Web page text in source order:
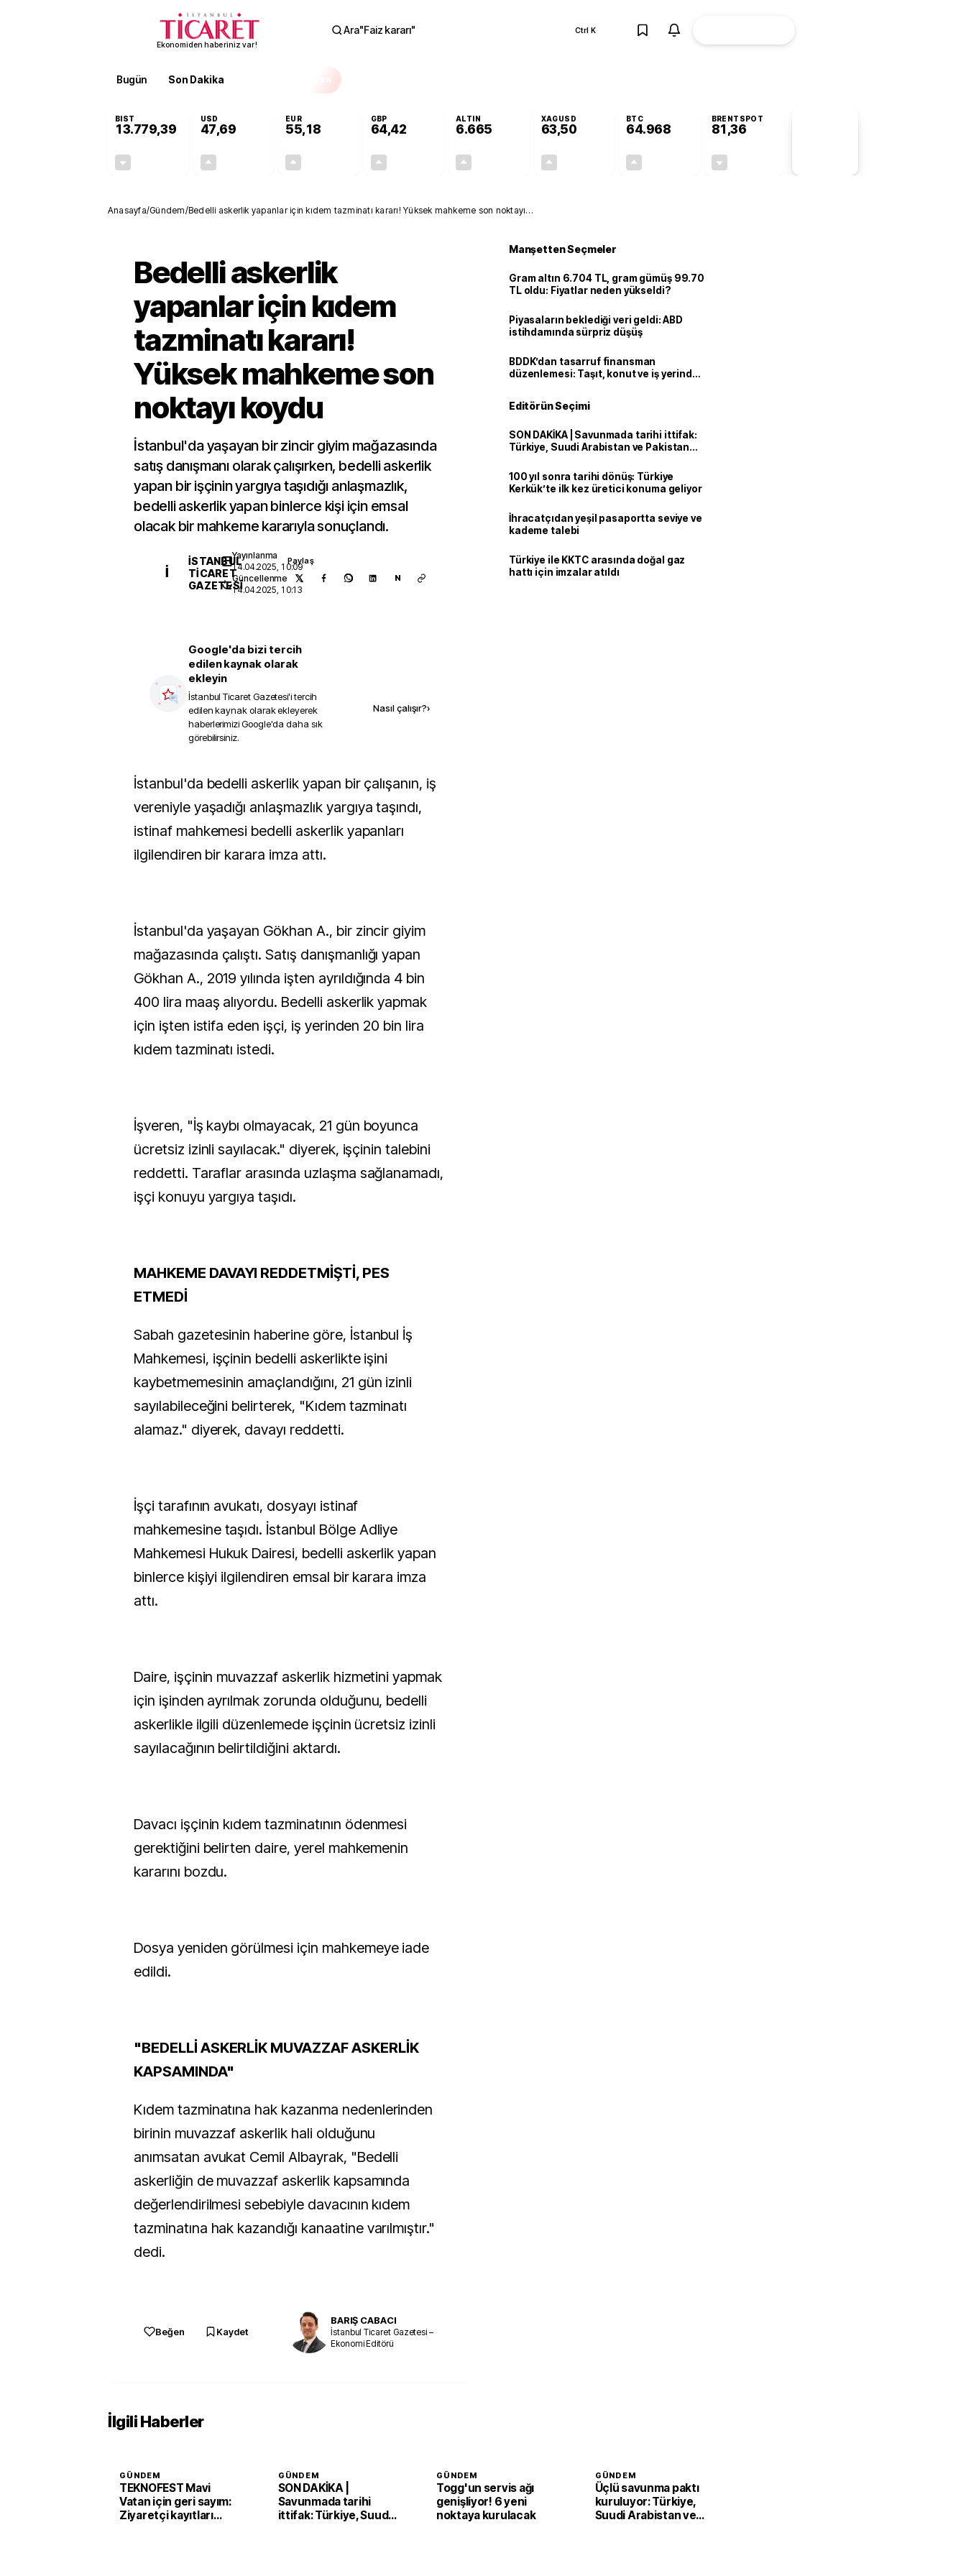
Ekonomiden haberiniz var!
Ara"Faiz kararı" Ctrl K
Bugün Son Dakika
BIST
13.779,39
USD
47,69
EUR
55,18
GBP
64,42
ALTIN
6.665
XAGUSD
63,50
BTC
64.968
BRENTSPOT
81,36
Anasayfa/Gündem/Bedelli askerlik yapanlar için kıdem tazminatı kararı! Yüksek mahkeme son noktayı
Bedelli askerlik
yapanlar için kıdem
tazminatı kararı!
Yüksek mahkeme son
noktayı koydu
İstanbul'da yaşayan bir zincir giyim mağazasında
satış danışmanı olarak çalışırken, bedelli askerlik
yapan bir işçinin yargıya taşıdığı anlaşmazlık,
bedelli askerlik yapan binlerce kişi için emsal
olacak bir mahkeme kararıyla sonuçlandı.
İ
İSTANBUL
TICARET
GAZETESI
Yayınlanma
14.04.2025, 10:09
Güncellenme
14.04.2025, 10:13
Paylaş
N
Google'da bizi tercih
edilen kaynak olarak
ekleyin
İstanbul Ticaret Gazetesi'i tercih
edilen kaynak olarak ekleyerek
haberlerimizi Google'da daha sık
görebilirsiniz.
Nasıl çalışır?›
İstanbul'da bedelli askerlik yapan bir çalışanın, iş
vereniyle yaşadığı anlaşmazlık yargıya taşındı,
istinaf mahkemesi bedelli askerlik yapanları
ilgilendiren bir karara imza attı.
İstanbul'da yaşayan Gökhan A., bir zincir giyim
mağazasında çalıştı. Satış danışmanlığı yapan
Gökhan A., 2019 yılında işten ayrıldığında 4 bin
400 lira maaş alıyordu. Bedelli askerlik yapmak
için işten istifa eden işçi, iş yerinden 20 bin lira
kıdem tazminatı istedi.
İşveren, "İş kaybı olmayacak, 21 gün boyunca
ücretsiz izinli sayılacak." diyerek, işçinin talebini
reddetti. Taraflar arasında uzlaşma sağlanamadı,
işçi konuyu yargıya taşıdı.
MAHKEME DAVAYI REDDETMİŞTİ, PES
ETMEDİ
Sabah gazetesinin haberine göre, İstanbul İş
Mahkemesi, işçinin bedelli askerlikte işini
kaybetmemesinin amaçlandığını, 21 gün izinli
sayılabileceğini belirterek, "Kıdem tazminatı
alamaz." diyerek, davayı reddetti.
İşçi tarafının avukatı, dosyayı istinaf
mahkemesine taşıdı. İstanbul Bölge Adliye
Mahkemesi Hukuk Dairesi, bedelli askerlik yapan
binlerce kişiyi ilgilendiren emsal bir karara imza
attı.
Daire, işçinin muvazzaf askerlik hizmetini yapmak
için işinden ayrılmak zorunda olduğunu, bedelli
askerlikle ilgili düzenlemede işçinin ücretsiz izinli
sayılacağının belirtildiğini aktardı.
Davacı işçinin kıdem tazminatının ödenmesi
gerektiğini belirten daire, yerel mahkemenin
kararını bozdu.
Dosya yeniden görülmesi için mahkemeye iade
edildi.
"BEDELLİ ASKERLİK MUVAZZAF ASKERLİK
KAPSAMINDA"
Kıdem tazminatına hak kazanma nedenlerinden
birinin muvazzaf askerlik hali olduğunu
anımsatan avukat Cemil Albayrak, "Bedelli
askerliğin de muvazzaf askerlik kapsamında
değerlendirilmesi sebebiyle davacının kıdem
tazminatına hak kazandığı kanaatine varılmıştır."
dedi.
Beğen Kaydet
BARIŞ CABACI
İstanbul Ticaret Gazetesi –
Ekonomi Editörü
Manşetten Seçmeler
Gram altın 6.704 TL, gram gümüş 99.70
TL oldu: Fiyatlar neden yükseldi?
Piyasaların beklediği veri geldi: ABD
istihdamında sürpriz düşüş
BDDK’dan tasarruf finansman
düzenlemesi: Taşıt, konut ve iş yerinde
Editörün Seçimi
SON DAKİKA | Savunmada tarihi ittifak:
Türkiye, Suudi Arabistan ve Pakistan
100 yıl sonra tarihi dönüş: Türkiye
Kerkük’te ilk kez üretici konuma geliyor
İhracatçıdan yeşil pasaportta seviye ve
kademe talebi
Türkiye ile KKTC arasında doğal gaz
hattı için imzalar atıldı
İlgili Haberler
GÜNDEM
TEKNOFEST Mavi
Vatan için geri sayım:
Ziyaretçi kayıtları
GÜNDEM
SON DAKİKA |
Savunmada tarihi
ittifak: Türkiye, Suudi
GÜNDEM
Togg'un servis ağı
genişliyor! 6 yeni
noktaya kurulacak
GÜNDEM
Üçlü savunma paktı
kuruluyor: Türkiye,
Suudi Arabistan ve